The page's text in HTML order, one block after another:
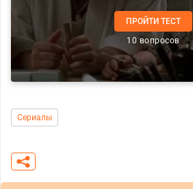
ПРОЙТИ ТЕСТ
10 вопросов
Сериалы